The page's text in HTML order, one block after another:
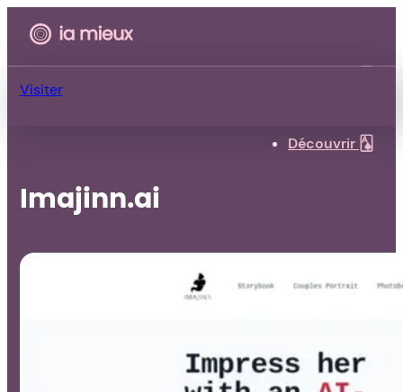
Découvrir 🂡
Visiter
Imajinn.ai